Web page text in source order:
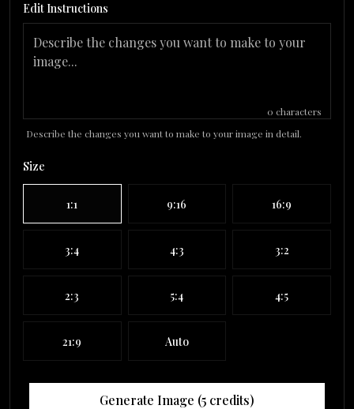
Edit Instructions
0 characters
Describe the changes you want to make to your image in detail.
Size
1:1 9:16 16:9
3:4 4:3 3:2
2:3 5:4 4:5
21:9 Auto
Generate Image (5 credits)